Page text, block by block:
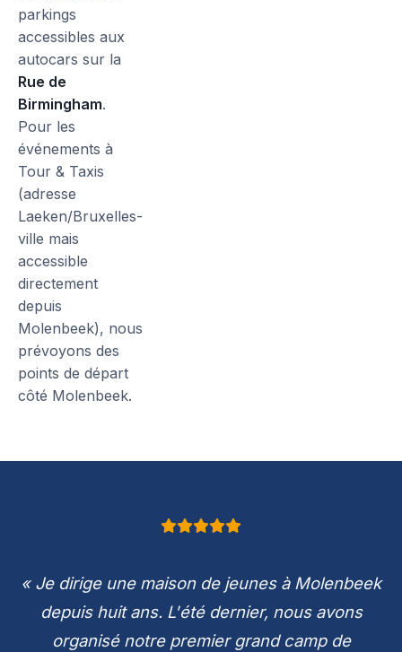
parkings
accessibles aux
autocars sur la
Rue de
Birmingham.
Pour les
événements à
Tour & Taxis
(adresse
Laeken/Bruxelles-
ville mais
accessible
directement
depuis
Molenbeek), nous
prévoyons des
points de départ
côté Molenbeek.
« Je dirige une maison de jeunes à Molenbeek
depuis huit ans. L'été dernier, nous avons
organisé notre premier grand camp de